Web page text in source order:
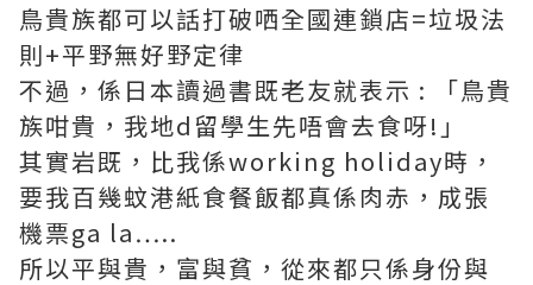
鳥貴族都可以話打破哂全國連鎖店=垃圾法
則+平野無好野定律
不過，係日本讀過書既老友就表示 : 「鳥貴
族咁貴，我地d留學生先唔會去食呀!」
其實岩既，比我係working holiday時，
要我百幾蚊港紙食餐飯都真係肉赤，成張
機票ga la…..
所以平與貴，富與貧，從來都只係身份與